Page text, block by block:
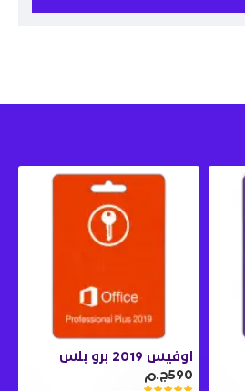
اوفيس 2019 برو بلس
590ج.م